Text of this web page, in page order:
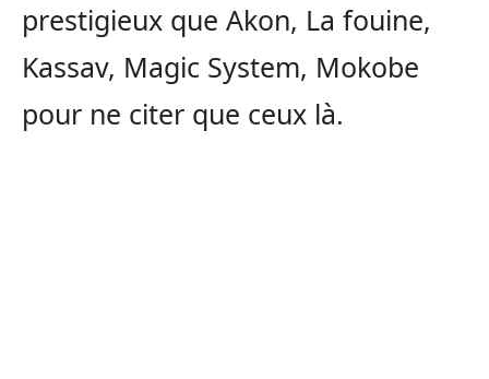
prestigieux que Akon, La fouine,
Kassav, Magic System, Mokobe
pour ne citer que ceux là.